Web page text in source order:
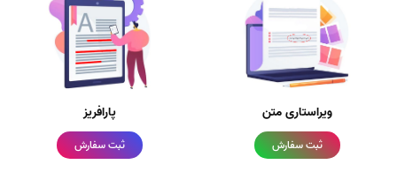
ویراستاری متن
ثبت سفارش
پارافریز
ثبت سفارش